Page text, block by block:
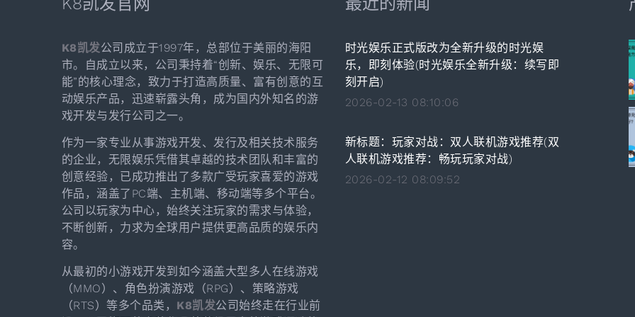
K8凯发公司成立于1997年，总部位于美丽的海阳
市。自成立以来，公司秉持着“创新、娱乐、无限可
能”的核心理念，致力于打造高质量、富有创意的互
动娱乐产品，迅速崭露头角，成为国内外知名的游
戏开发与发行公司之一。
作为一家专业从事游戏开发、发行及相关技术服务
的企业，无限娱乐凭借其卓越的技术团队和丰富的
创意经验，已成功推出了多款广受玩家喜爱的游戏
作品，涵盖了PC端、主机端、移动端等多个平台。
公司以玩家为中心，始终关注玩家的需求与体验，
不断创新，力求为全球用户提供更高品质的娱乐内
容。
从最初的小游戏开发到如今涵盖大型多人在线游戏
（MMO）、角色扮演游戏（RPG）、策略游戏
（RTS）等多个品类， K8凯发公司始终走在行业前
时光娱乐正式版改为全新升级的时光娱
乐，即刻体验(时光娱乐全新升级：续写即
刻开启)
2026-02-13 08:10:06
新标题：玩家对战：双人联机游戏推荐(双
人联机游戏推荐：畅玩玩家对战)
2026-02-12 08:09:52